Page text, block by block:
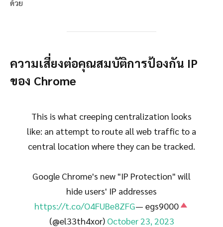
ด้วย
ความเสี่ยงต่อคุณสมบัติการป้องกัน IP
ของ Chrome
This is what creeping centralization looks
like: an attempt to route all web traffic to a
central location where they can be tracked.
Google Chrome's new "IP Protection" will
hide users' IP addresses
https://t.co/O4FUBe8ZFG— egs9000
(@el33th4xor) October 23, 2023